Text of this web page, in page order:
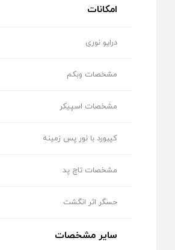
امکانات
درایو نوری
مشخصات وبکم
مشخصات اسپیکر
کیبورد با نور پس زمینه
مشخصات تاچ پد
حسگر اثر انگشت
سایر مشخصات